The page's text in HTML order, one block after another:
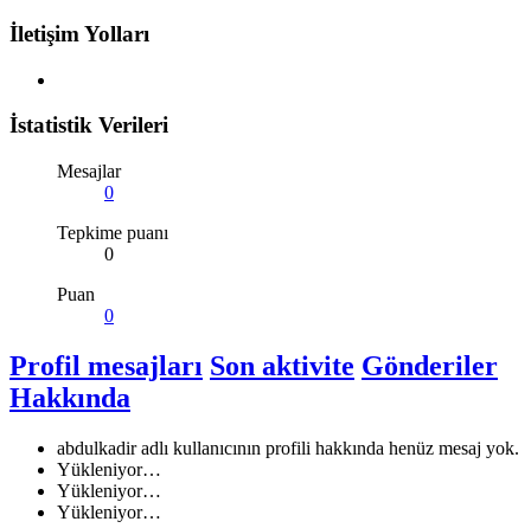
İletişim Yolları
İstatistik Verileri
Mesajlar
0
Tepkime puanı
0
Puan
0
Profil mesajları Son aktivite Gönderiler
Hakkında
abdulkadir adlı kullanıcının profili hakkında henüz mesaj yok.
Yükleniyor…
Yükleniyor…
Yükleniyor…